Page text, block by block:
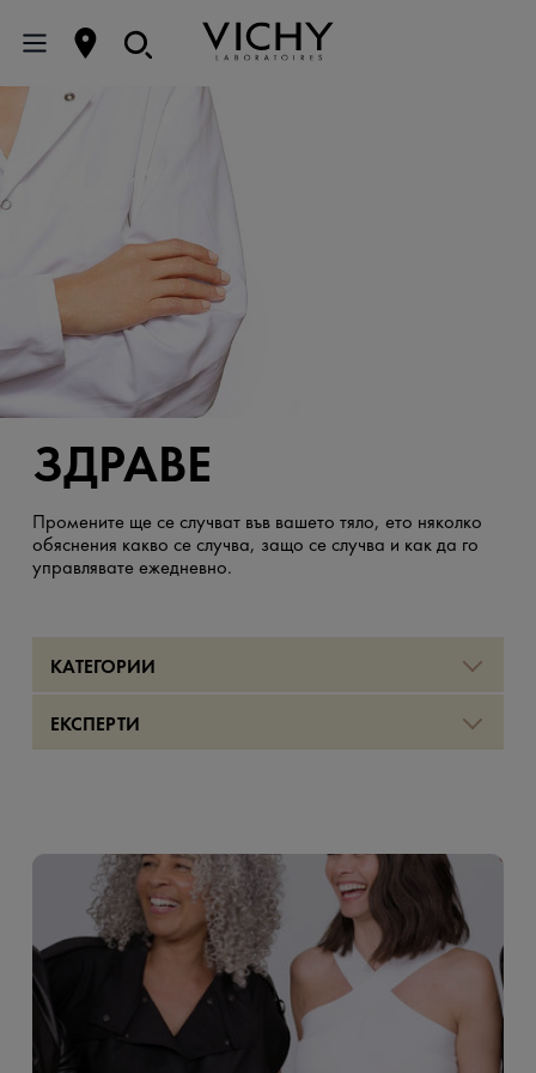
ЗДРАВЕ
Промените ще се случват във вашето тяло, ето няколко
обяснения какво се случва, защо се случва и как да го
управлявате ежедневно.
КАТЕГОРИИ
#SkinMenopause
ЕКСПЕРТИ